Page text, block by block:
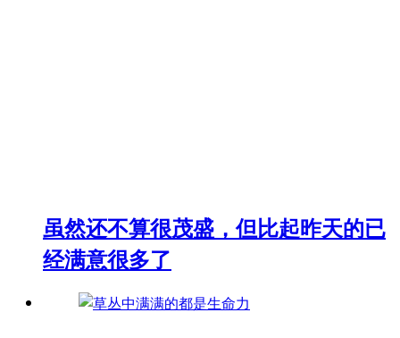
虽然还不算很茂盛，但比起昨天的已
经满意很多了